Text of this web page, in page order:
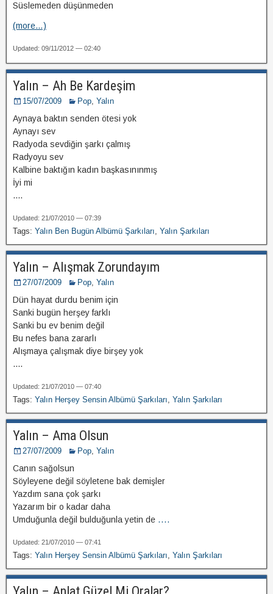
Süslemeden düşünmeden
(more…)
Updated: 09/11/2012 — 02:40
Yalın – Ah Be Kardeşim
15/07/2009 Pop, Yalın
Aynaya baktın senden ötesi yok
Aynayı sev
Radyoda sevdiğin şarkı çalmış
Radyoyu sev
Kalbine baktığın kadın başkasınınmış
İyi mi
....
Updated: 21/07/2010 — 07:39
Tags: Yalın Ben Bugün Albümü Şarkıları, Yalın Şarkıları
Yalın – Alışmak Zorundayım
27/07/2009 Pop, Yalın
Dün hayat durdu benim için
Sanki bugün herşey farklı
Sanki bu ev benim değil
Bu nefes bana zararlı
Alışmaya çalışmak diye birşey yok
....
Updated: 21/07/2010 — 07:40
Tags: Yalın Herşey Sensin Albümü Şarkıları, Yalın Şarkıları
Yalın – Ama Olsun
27/07/2009 Pop, Yalın
Canın sağolsun
Söyleyene değil söyletene bak demişler
Yazdım sana çok şarkı
Yazarım bir o kadar daha
Umduğunla değil bulduğunla yetin de ....
Updated: 21/07/2010 — 07:41
Tags: Yalın Herşey Sensin Albümü Şarkıları, Yalın Şarkıları